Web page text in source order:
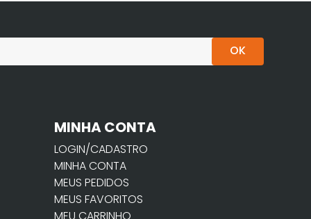
OK
MINHA CONTA
LOGIN/CADASTRO
MINHA CONTA
MEUS PEDIDOS
MEUS FAVORITOS